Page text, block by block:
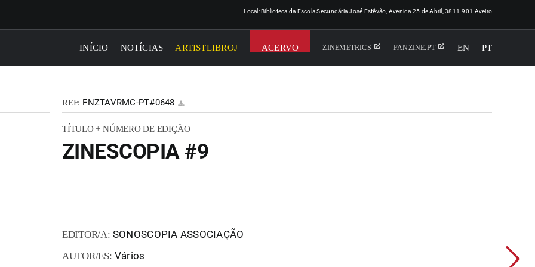
Local: Biblioteca da Escola Secundária José Estêvão, Avenida 25 de Abril, 3811-901 Aveiro
INÍCIO NOTÍCIAS ARTISTLIBROJ ACERVO ZINEMETRICS FANZINE.PT EN PT
REF: FNZTAVRMC-PT#0648
TÍTULO + NÚMERO DE EDIÇÃO
ZINESCOPIA #9
EDITOR/A: SONOSCOPIA ASSOCIAÇÃO
AUTOR/ES: Vários